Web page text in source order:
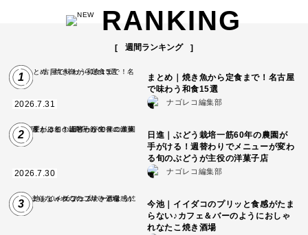
RANKING
週間ランキング
1
2026.7.31
まとめ｜焼き魚から定食まで！名古屋
で味わう和食15選
ナゴレコ編集部
2
2026.7.30
日進｜ぶどう栽培一筋60年の農園が
手がける！週替わりでメニューが変わ
る旬のぶどうが主役の洋菓子店
ナゴレコ編集部
3
今池｜イイダコのプリッと食感がたま
らない♪カフェ＆バーのようにおしゃ
れなたこ焼き酒場